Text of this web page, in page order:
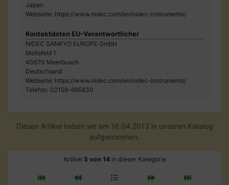
Japan
Webseite: https://www.nidec.com/en/nidec-instruments/
Kontaktdaten EU-Verantwortlicher
NIDEC SANKYO EUROPE GmbH
Mollsfeld 1
40670 Meerbusch
Deutschland
Webseite: https://www.nidec.com/en/nidec-instruments/
Telefon: 02159-695830
Diesen Artikel haben wir am 16.04.2013 in unseren Katalog
aufgenommen.
Artikel 5 von 14in dieser Kategorie